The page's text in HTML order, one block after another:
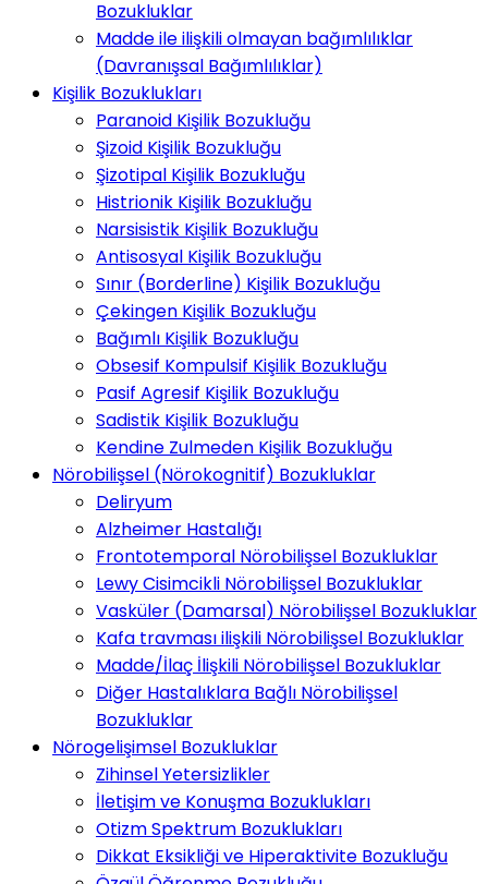
Bozukluklar
Madde ile ilişkili olmayan bağımlılıklar
(Davranışsal Bağımlılıklar)
Kişilik Bozuklukları
Paranoid Kişilik Bozukluğu
Şizoid Kişilik Bozukluğu
Şizotipal Kişilik Bozukluğu
Histrionik Kişilik Bozukluğu
Narsisistik Kişilik Bozukluğu
Antisosyal Kişilik Bozukluğu
Sınır (Borderline) Kişilik Bozukluğu
Çekingen Kişilik Bozukluğu
Bağımlı Kişilik Bozukluğu
Obsesif Kompulsif Kişilik Bozukluğu
Pasif Agresif Kişilik Bozukluğu
Sadistik Kişilik Bozukluğu
Kendine Zulmeden Kişilik Bozukluğu
Nörobilişsel (Nörokognitif) Bozukluklar
Deliryum
Alzheimer Hastalığı
Frontotemporal Nörobilişsel Bozukluklar
Lewy Cisimcikli Nörobilişsel Bozukluklar
Vasküler (Damarsal) Nörobilişsel Bozukluklar
Kafa travması ilişkili Nörobilişsel Bozukluklar
Madde/İlaç İlişkili Nörobilişsel Bozukluklar
Diğer Hastalıklara Bağlı Nörobilişsel
Bozukluklar
Nörogelişimsel Bozukluklar
Zihinsel Yetersizlikler
İletişim ve Konuşma Bozuklukları
Otizm Spektrum Bozuklukları
Dikkat Eksikliği ve Hiperaktivite Bozukluğu